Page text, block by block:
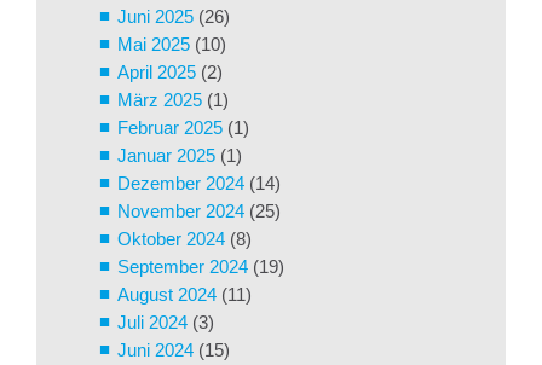
Juni 2025 (26)
Mai 2025 (10)
April 2025 (2)
März 2025 (1)
Februar 2025 (1)
Januar 2025 (1)
Dezember 2024 (14)
November 2024 (25)
Oktober 2024 (8)
September 2024 (19)
August 2024 (11)
Juli 2024 (3)
Juni 2024 (15)